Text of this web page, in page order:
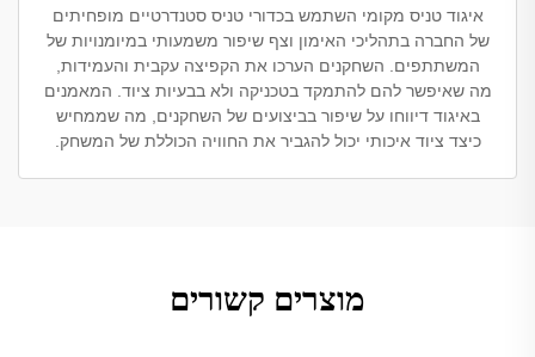
איגוד טניס מקומי השתמש בכדורי טניס סטנדרטיים מופחיתים
של החברה בתהליכי האימון וצף שיפור משמעותי במיומנויות של
המשתתפים. השחקנים הערכו את הקפיצה עקבית והעמידות,
מה שאיפשר להם להתמקד בטכניקה ולא בבעיות ציוד. המאמנים
באיגוד דיווחו על שיפור בביצועים של השחקנים, מה שממחיש
כיצד ציוד איכותי יכול להגביר את החוויה הכוללת של המשחק.
מוצרים קשורים